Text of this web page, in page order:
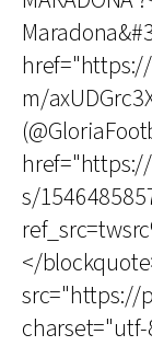
m/
s/
</
src="https://